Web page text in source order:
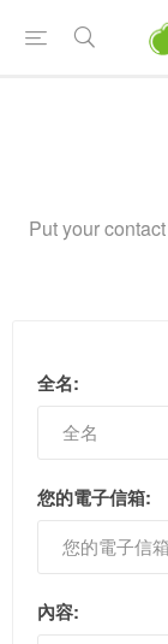
Put your
全名:
您的電子信箱:
內容: